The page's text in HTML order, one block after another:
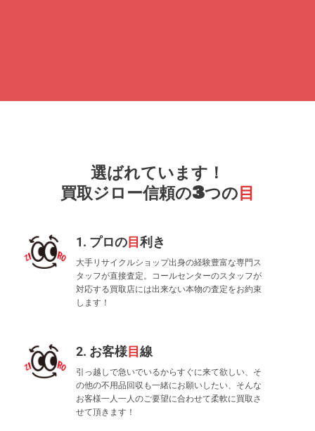
選ばれています！
買取ジロー信頼の3つの目
1. プロの目利き
大手リサイクルショップ出身の経験豊富な専門ス
タッフが直接査定。コールセンターのスタッフが
対応する買取店には出来ない本物の査定をお約束
します！
2. お客様目線
引っ越しで急いでいるからすぐに来て欲しい、そ
の他の不用品回収も一緒にお願いしたい、そんな
お客様一人一人のご要望に合わせて柔軟に買取さ
せて頂きます！